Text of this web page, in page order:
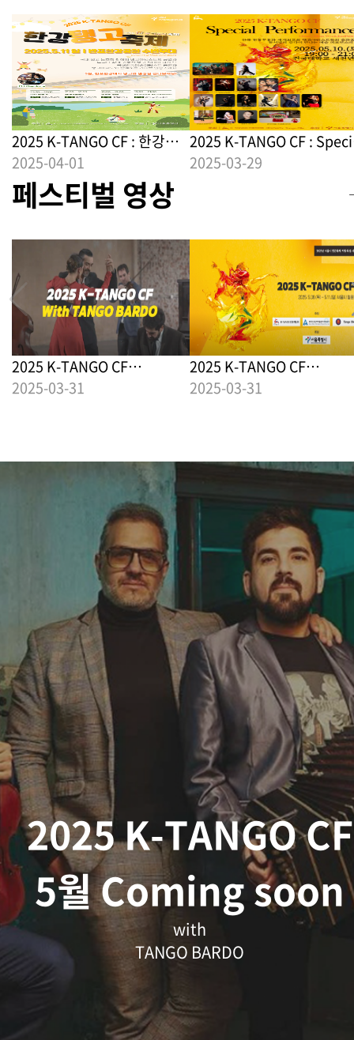
2025 K-TANGO CF : 한강탱
고축제
2025-04-01
2025 K-TANGO CF :
Performance
2025-03-29
페스티벌 영상
2025 K-TANGO CF
(Community&Festival) 영문
2025-03-31
2025 K-TANGO CF
(Community&Festival)
2025-03-31
2025 K-TANGO CF
5월 Coming soon
with
TANGO BARDO